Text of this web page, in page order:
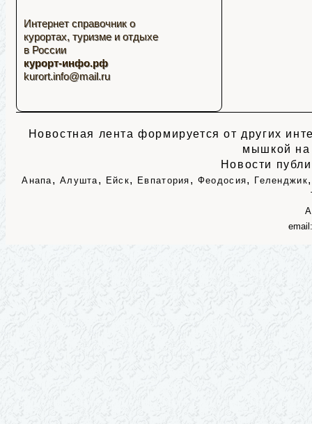
Интернет справочник о
курортах, туризме и отдыхе
в России
курорт-инфо.рф
kurort.info@mail.ru
Новостная лента формируется от других
мышкой на
Новости
Анапа, Алушта, Ейск, Евпатория , Феодосия, Геленджик